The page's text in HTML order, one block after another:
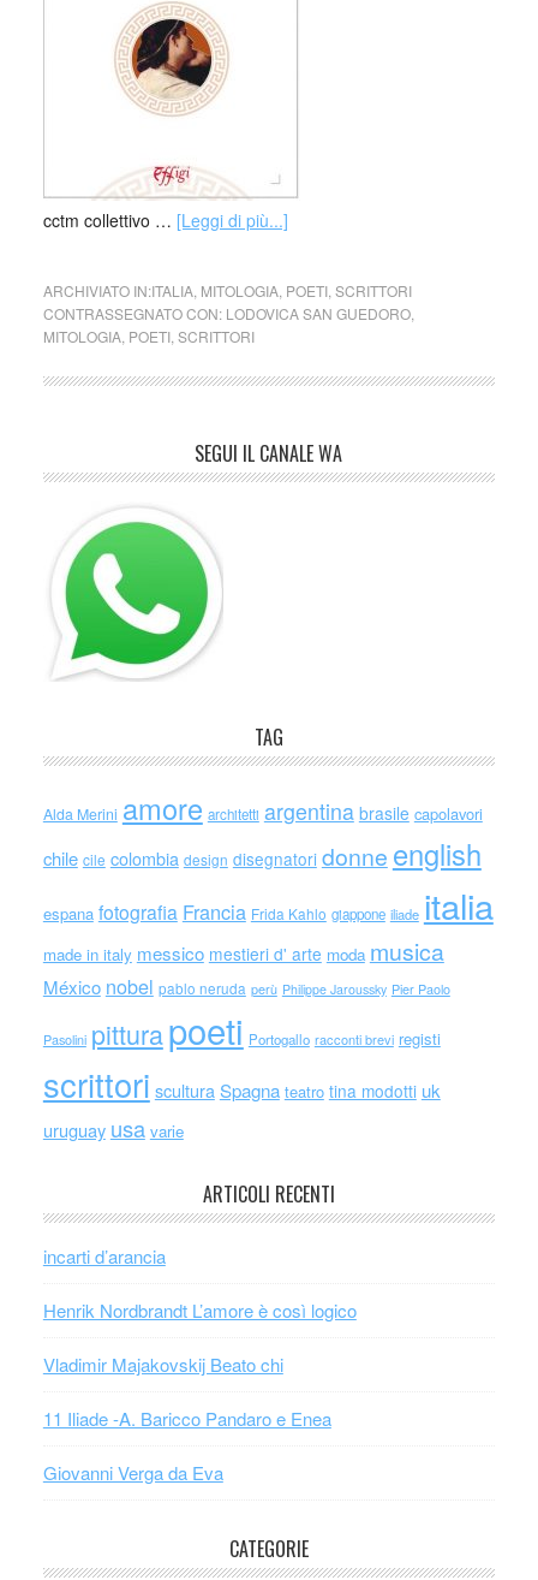
cctm collettivo … [Leggi di più...]
ARCHIVIATO IN:ITALIA, MITOLOGIA, POETI, SCRITTORI
CONTRASSEGNATO CON: LODOVICA SAN GUEDORO,
MITOLOGIA, POETI, SCRITTORI
SEGUI IL CANALE WA
TAG
Alda Merini amore architetti argentina brasile capolavori
chile cile colombia design disegnatori donne english
espana fotografia Francia Frida Kahlo giappone iliade italia
made in italy messico mestieri d' arte moda musica
México nobel pablo neruda perù Philippe Jaroussky Pier Paolo
Pasolini pitturapoeti Portogallo racconti brevi registi
scrittori scultura Spagna teatro tina modotti uk
uruguay usa varie
ARTICOLI RECENTI
incarti d’arancia
Henrik Nordbrandt L’amore è così logico
Vladimir Majakovskij Beato chi
11 Iliade -A. Baricco Pandaro e Enea
Giovanni Verga da Eva
CATEGORIE